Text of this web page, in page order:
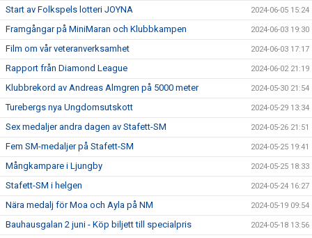
Start av Folkspels lotteri JOYNA 2024-06-05 15:24
Framgångar på MiniMaran och Klubbkampen 2024-06-03 19:30
Film om vår veteranverksamhet 2024-06-03 17:17
Rapport från Diamond League 2024-06-02 21:19
Klubbrekord av Andreas Almgren på 5000 meter 2024-05-30 21:54
Turebergs nya Ungdomsutskott 2024-05-29 13:34
Sex medaljer andra dagen av Stafett-SM 2024-05-26 21:51
Fem SM-medaljer på Stafett-SM 2024-05-25 19:41
Mångkampare i Ljungby 2024-05-25 18:33
Stafett-SM i helgen 2024-05-24 16:27
Nära medalj för Moa och Ayla på NM 2024-05-19 09:54
Bauhausgalan 2 juni - Köp biljett till specialpris 2024-05-18 13:56